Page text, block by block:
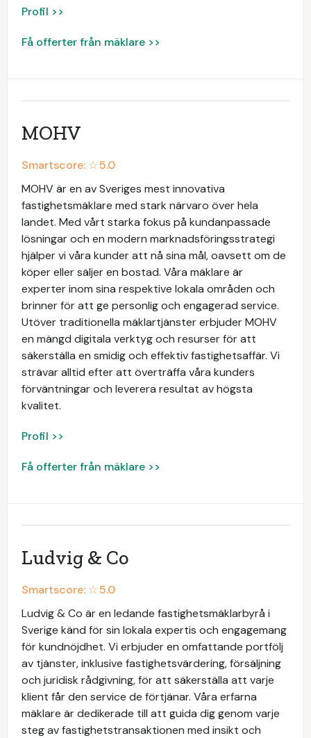
Profil >>
Få offerter från mäklare >>
MOHV
Smartscore: ☆5.0
MOHV är en av Sveriges mest innovativa
fastighetsmäklare med stark närvaro över hela
landet. Med vårt starka fokus på kundanpassade
lösningar och en modern marknadsföringsstrategi
hjälper vi våra kunder att nå sina mål, oavsett om de
köper eller säljer en bostad. Våra mäklare är
experter inom sina respektive lokala områden och
brinner för att ge personlig och engagerad service.
Utöver traditionella mäklartjänster erbjuder MOHV
en mängd digitala verktyg och resurser för att
säkerställa en smidig och effektiv fastighetsaffär. Vi
strävar alltid efter att överträffa våra kunders
förväntningar och leverera resultat av högsta
kvalitet.
Profil >>
Få offerter från mäklare >>
Ludvig & Co
Smartscore: ☆5.0
Ludvig & Co är en ledande fastighetsmäklarbyrå i
Sverige känd för sin lokala expertis och engagemang
för kundnöjdhet. Vi erbjuder en omfattande portfölj
av tjänster, inklusive fastighetsvärdering, försäljning
och juridisk rådgivning, för att säkerställa att varje
klient får den service de förtjänar. Våra erfarna
mäklare är dedikerade till att guida dig genom varje
steg av fastighetstransaktionen med insikt och